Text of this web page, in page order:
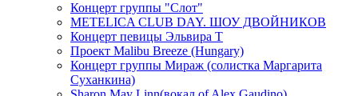
Концерт группы "Слот"
METELICA CLUB DAY. ШОУ ДВОЙНИКОВ
Концерт певицы Эльвира Т
Проект Malibu Breeze (Hungary)
Концерт группы Мираж (солистка Маргарита
Суханкина)